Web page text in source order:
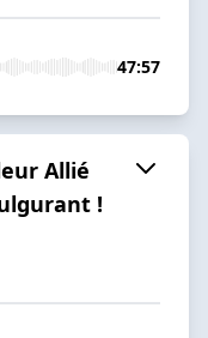
47:57
Allié
!